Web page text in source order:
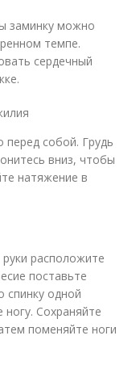
заминку можно
темпе.
сердечный
перед собой. Грудь
вниз, чтобы
натяжение в
расположите
поставьте
спинку одной
Сохраняйте
поменяйте ноги